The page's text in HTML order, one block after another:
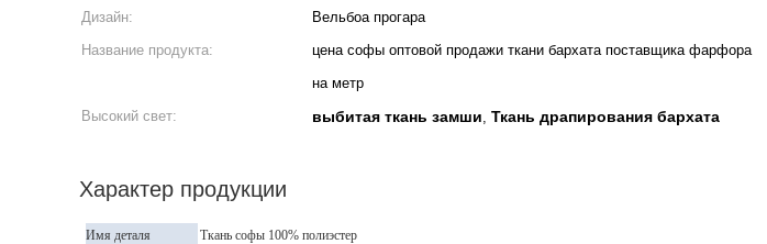
Дизайн:
Вельбоа прогара
Название продукта:
цена софы оптовой продажи ткани бархата поставщика фарфора
на метр
Высокий свет: выбитая ткань замши, Ткань драпирования бархата
Характер продукции
Имя деталя
Ткань софы 100% полиэстер